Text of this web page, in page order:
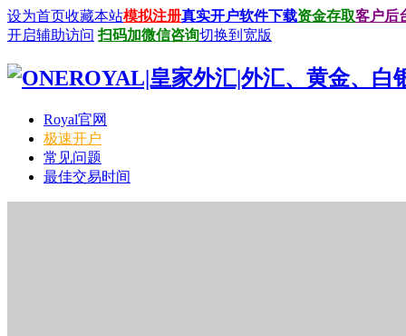
设为首页收藏本站模拟注册真实开户软件下载资金存取客户后
开启辅助访问 扫码加微信咨询切换到宽版
Royal官网
极速开户
常见问题
最佳交易时间